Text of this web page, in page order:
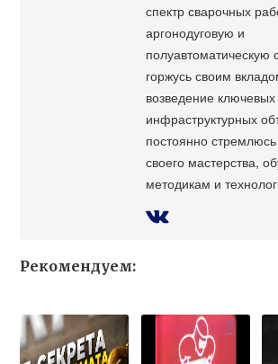
спектр сварочных
аргонодуговую и
полуавтоматическую
горжусь своим
возведение ключевых
инфраструктурных
постоянно
своего мастерства,
методикам и
Рекомендуем: